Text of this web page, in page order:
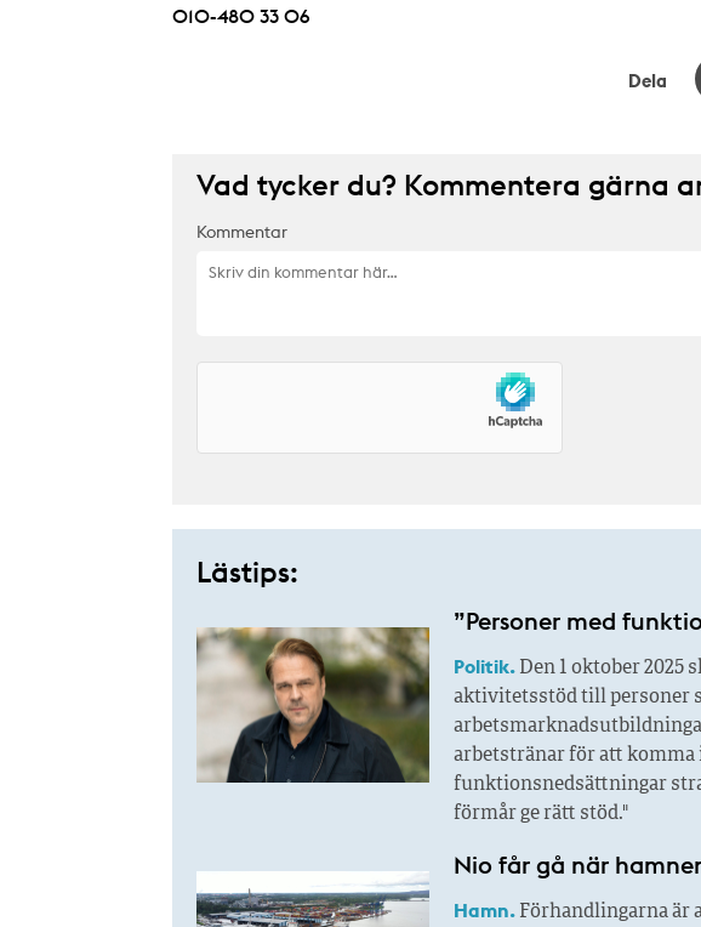
010-480 33 06
Dela
Vad tycker du? Kommentera gärna
Kommentar
Lästips:
”Personer med
Politik.Den 1 oktober 2025
aktivitetsstöd till personer
arbetstränar för att komma
funktionsnedsättningar
förmår ge rätt stöd."
Nio får gå när
Hamn.Förhandlingarna är